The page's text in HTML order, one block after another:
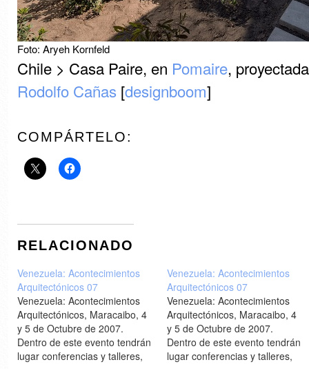
Foto: Aryeh Kornfeld
Chile > Casa Paire, en Pomaire,
Rodolfo Cañas [designboom]
COMPÁRTELO:
RELACIONADO
Venezuela: Acontecimientos
Arquitectónicos 07
Venezuela: Acontecimientos
Arquitectónicos, Maracaibo, 4
y 5 de Octubre de 2007.
Dentro de este evento tendrán
lugar conferencias y talleres,
Venezuela: Acontecimientos
Arquitectónicos 07
Venezuela: Acontecimientos
Arquitectónicos, Maracaibo, 4
y 5 de Octubre de 2007.
Dentro de este evento tendrán
lugar conferencias y talleres,